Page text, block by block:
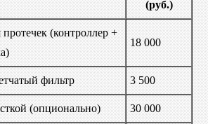
(руб.)
(контроллер +
18 000
фильтр 3 500
(опционально) 30 000